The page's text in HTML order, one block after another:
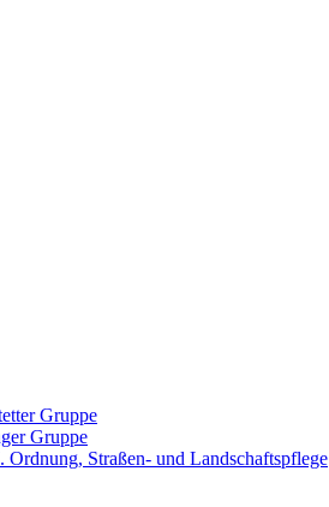
Gruppe
Gruppe
Straßen- und Landschaftspflege